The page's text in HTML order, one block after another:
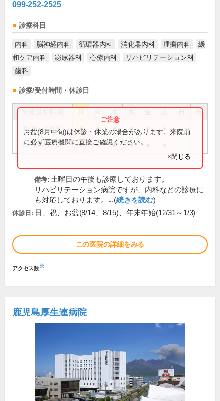
099-252-2525
診療科目
内科 脳神経内科 循環器内科 消化器内科 腫瘍内科
緩
和ケア内科
泌尿器科 心療内科
リハビリテーション科
歯科
診療/受付時間・休診日
祝
8:30～12:00 ● ● ● ● ●
13:30～17:00 ● ● ● ●
お盆(8月中旬)は休診・休業の場合があります。来院前
に必ず医療機関に直接ご確認ください。
×閉じる
備考: 土曜日の午後も診療しております。
リハビリテーション病院ですが、内科などの診療に
も対応しております。...(続きを読む)
休診日: 日、祝、お盆(8/14、8/15)、年末年始(12/31～1/3)
この医院の詳細をみる
アクセス数※
鹿児島厚生連病院